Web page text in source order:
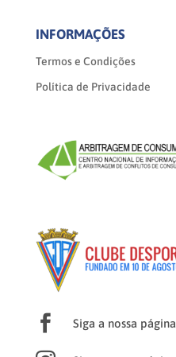
INFORMAÇÕES
Termos e Condições
Política de Privacidade
 Siga a nossa página